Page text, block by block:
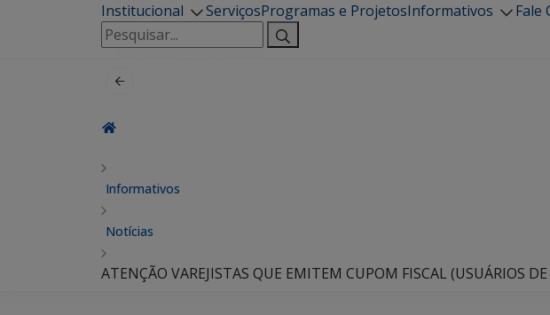
Institucional ServiçosProgramas e ProjetosInformativos Fale
Pesquisar
por:
Informativos
Notícias
ATENÇÃO VAREJISTAS QUE EMITEM CUPOM FISCAL (USUÁRIOS DE